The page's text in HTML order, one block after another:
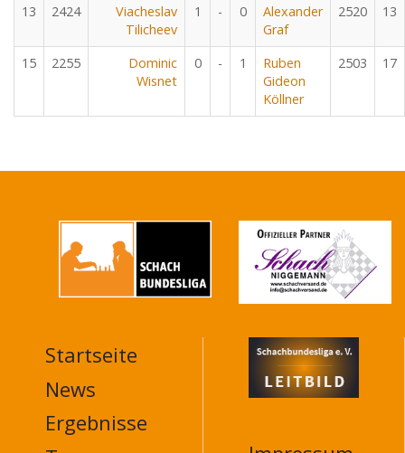
13 2424
Viacheslav
Tilicheev
1 - 0
Alexander
Graf
2520 13
15 2255
Dominic
Wisnet
0 - 1
Ruben
Gideon
Köllner
2503 17
MAIN
NAVIGATION
FOOTER
Startseite
News
Ergebnisse